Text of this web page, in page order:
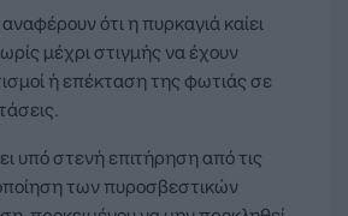
ότι η πυρκαγιά καίει
μέχρι στιγμής να έχουν
ή επέκταση της φωτιάς σε
υπό στενή επιτήρηση από τις
των πυροσβεστικών